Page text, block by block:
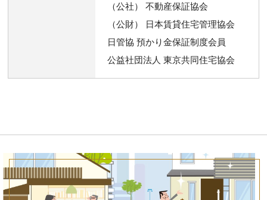
（公社） 不動産保証協会
（公財） 日本賃貸住宅管理協会
日管協 預かり金保証制度会員
公益社団法人 東京共同住宅協会